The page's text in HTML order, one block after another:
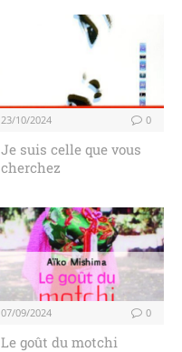
23/10/2024 0
Je suis celle que vous
cherchez
07/09/2024 0
Le goût du motchi